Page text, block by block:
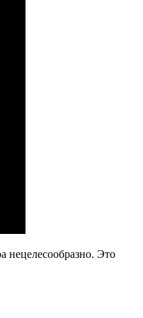
нецелесообразно. Это